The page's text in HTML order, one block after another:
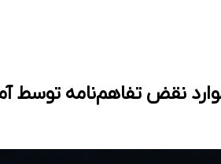
نقض تفاهم‌نامه توسط